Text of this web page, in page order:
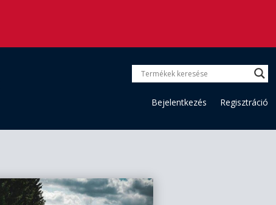
Bejelentkezés Regisztráció